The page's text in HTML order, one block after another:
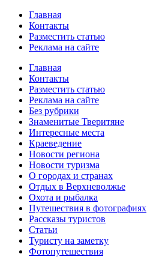
Главная
Контакты
Разместить статью
Реклама на сайте
Главная
Контакты
Разместить статью
Реклама на сайте
Без рубрики
Знаменитые Тверитяне
Интересные места
Краеведение
Новости региона
Новости туризма
О городах и странах
Отдых в Верхневолжье
Охота и рыбалка
Путешествия в фотографиях
Рассказы туристов
Статьи
Туристу на заметку
Фотопутешествия